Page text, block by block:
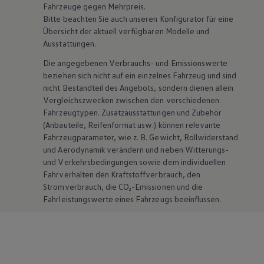
Fahrzeuge gegen Mehrpreis.
Bitte beachten Sie auch unseren Konfigurator für eine
Übersicht der aktuell verfügbaren Modelle und
Ausstattungen.
Die angegebenen Verbrauchs- und Emissionswerte
beziehen sich nicht auf ein einzelnes Fahrzeug und sind
nicht Bestandteil des Angebots, sondern dienen allein
Vergleichszwecken zwischen den verschiedenen
Fahrzeugtypen. Zusatzausstattungen und Zubehör
(Anbauteile, Reifenformat usw.) können relevante
Fahrzeugparameter, wie z. B. Gewicht, Rollwiderstand
und Aerodynamik verändern und neben Witterungs-
und Verkehrsbedingungen sowie dem individuellen
Fahrverhalten den Kraftstoffverbrauch, den
Stromverbrauch, die CO₂-Emissionen und die
Fahrleistungswerte eines Fahrzeugs beeinflussen.